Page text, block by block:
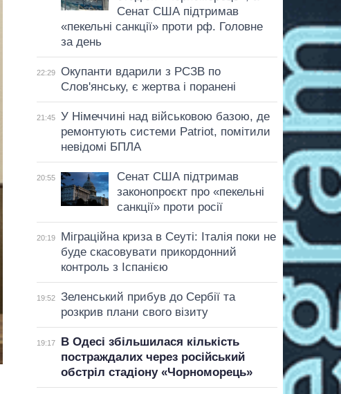
Сенат США підтримав
«пекельні санкції» проти рф. Головне
за день
22:29
Окупанти вдарили з РСЗВ по
Слов'янську, є жертва і поранені
21:45
У Німеччині над військовою базою, де
ремонтують системи Patriot, помітили
невідомі БПЛА
20:55
Сенат США підтримав
законопроєкт про «пекельні
санкції» проти росії
20:19
Міграційна криза в Сеуті: Італія поки не
буде скасовувати прикордонний
контроль з Іспанією
19:52
Зеленський прибув до Сербії та
розкрив плани свого візиту
19:17
В Одесі збільшилася кількість
постраждалих через російський
обстріл стадіону «Чорноморець»